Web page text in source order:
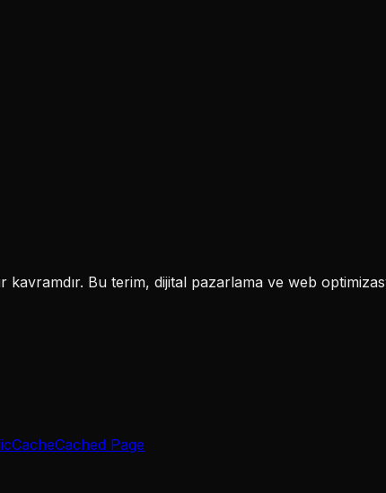
Bu terim, dijital pazarlama ve web
CacheCached Page